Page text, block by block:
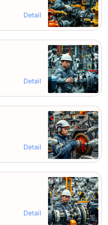
Detail
Detail
Detail
Detail